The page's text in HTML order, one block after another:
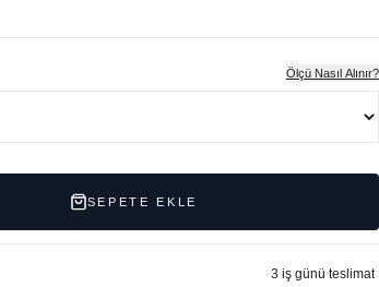
Ölçü Nasıl Alınır?
SEPETE EKLE
3 iş günü teslimat